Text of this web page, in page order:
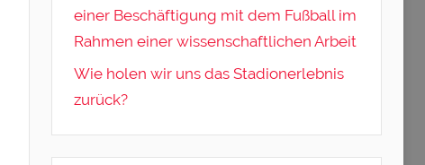
einer Beschäftigung mit dem Fußball im
Rahmen einer wissenschaftlichen Arbeit
Wie holen wir uns das Stadionerlebnis
zurück?